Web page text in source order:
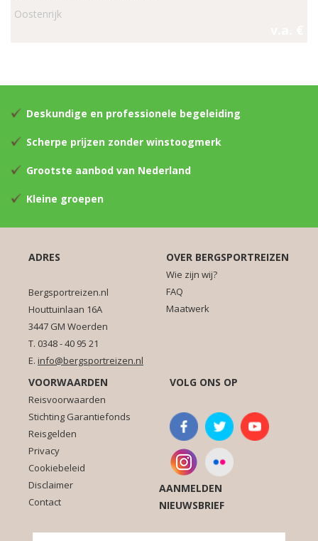
Oostenrijk
Deskundige en professionele begeleiding
Scherpe prijzen zonder winstoogmerk
Grootste aanbod van Nederland
Kleine groepen
ADRES
Bergsportreizen.nl
Houttuinlaan 16A
3447 GM Woerden
T. 0348 - 40 95 21
E. info@bergsportreizen.nl
OVER BERGSPORTREIZEN
Wie zijn wij?
FAQ
Maatwerk
VOORWAARDEN
Reisvoorwaarden
Stichting Garantiefonds
Reisgelden
Privacy
Cookiebeleid
Disclaimer
Contact
VOLG ONS OP
AANMELDEN
NIEUWSBRIEF